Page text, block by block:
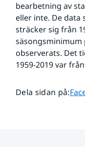
bearbetning av
eller inte. De
sträcker sig från
säsongsminimum
observerats. Det
1959-2019 var
Dela sidan på: